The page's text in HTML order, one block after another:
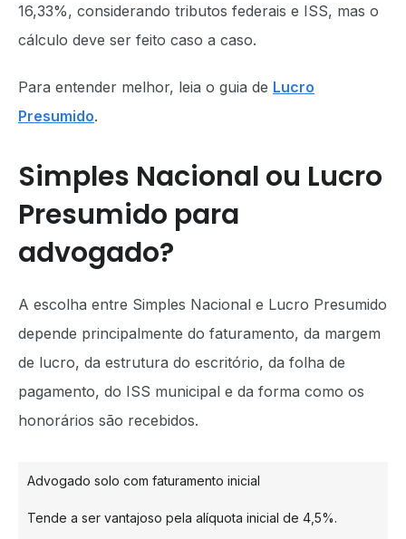
16,33%, considerando tributos federais e ISS, mas o
cálculo deve ser feito caso a caso.
Para entender melhor, leia o guia de Lucro
Presumido.
Simples Nacional ou Lucro
Presumido para
advogado?
A escolha entre Simples Nacional e Lucro Presumido
depende principalmente do faturamento, da margem
de lucro, da estrutura do escritório, da folha de
pagamento, do ISS municipal e da forma como os
honorários são recebidos.
Advogado solo com faturamento inicial
Tende a ser vantajoso pela alíquota inicial de 4,5%.